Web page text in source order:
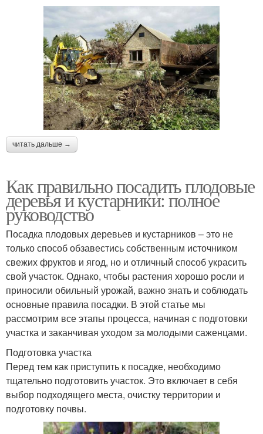
читать дальше →
Как правильно посадить плодовые
деревья и кустарники: полное
руководство
Посадка плодовых деревьев и кустарников – это не
только способ обзавестись собственным источником
свежих фруктов и ягод, но и отличный способ украсить
свой участок. Однако, чтобы растения хорошо росли и
приносили обильный урожай, важно знать и соблюдать
основные правила посадки. В этой статье мы
рассмотрим все этапы процесса, начиная с подготовки
участка и заканчивая уходом за молодыми саженцами.
Подготовка участка
Перед тем как приступить к посадке, необходимо
тщательно подготовить участок. Это включает в себя
выбор подходящего места, очистку территории и
подготовку почвы.